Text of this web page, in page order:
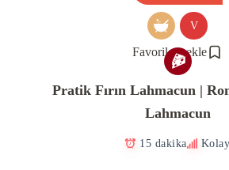
Favorilere ekle
V
Pratik Fırın Lahmacun |
Lahmacun
15 dakika Kolay